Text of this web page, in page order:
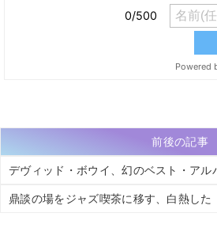
前後の記事
デヴィッド・ボウイ、幻のベスト・ア
鼎談の場をジャズ喫茶に移す、白熱した